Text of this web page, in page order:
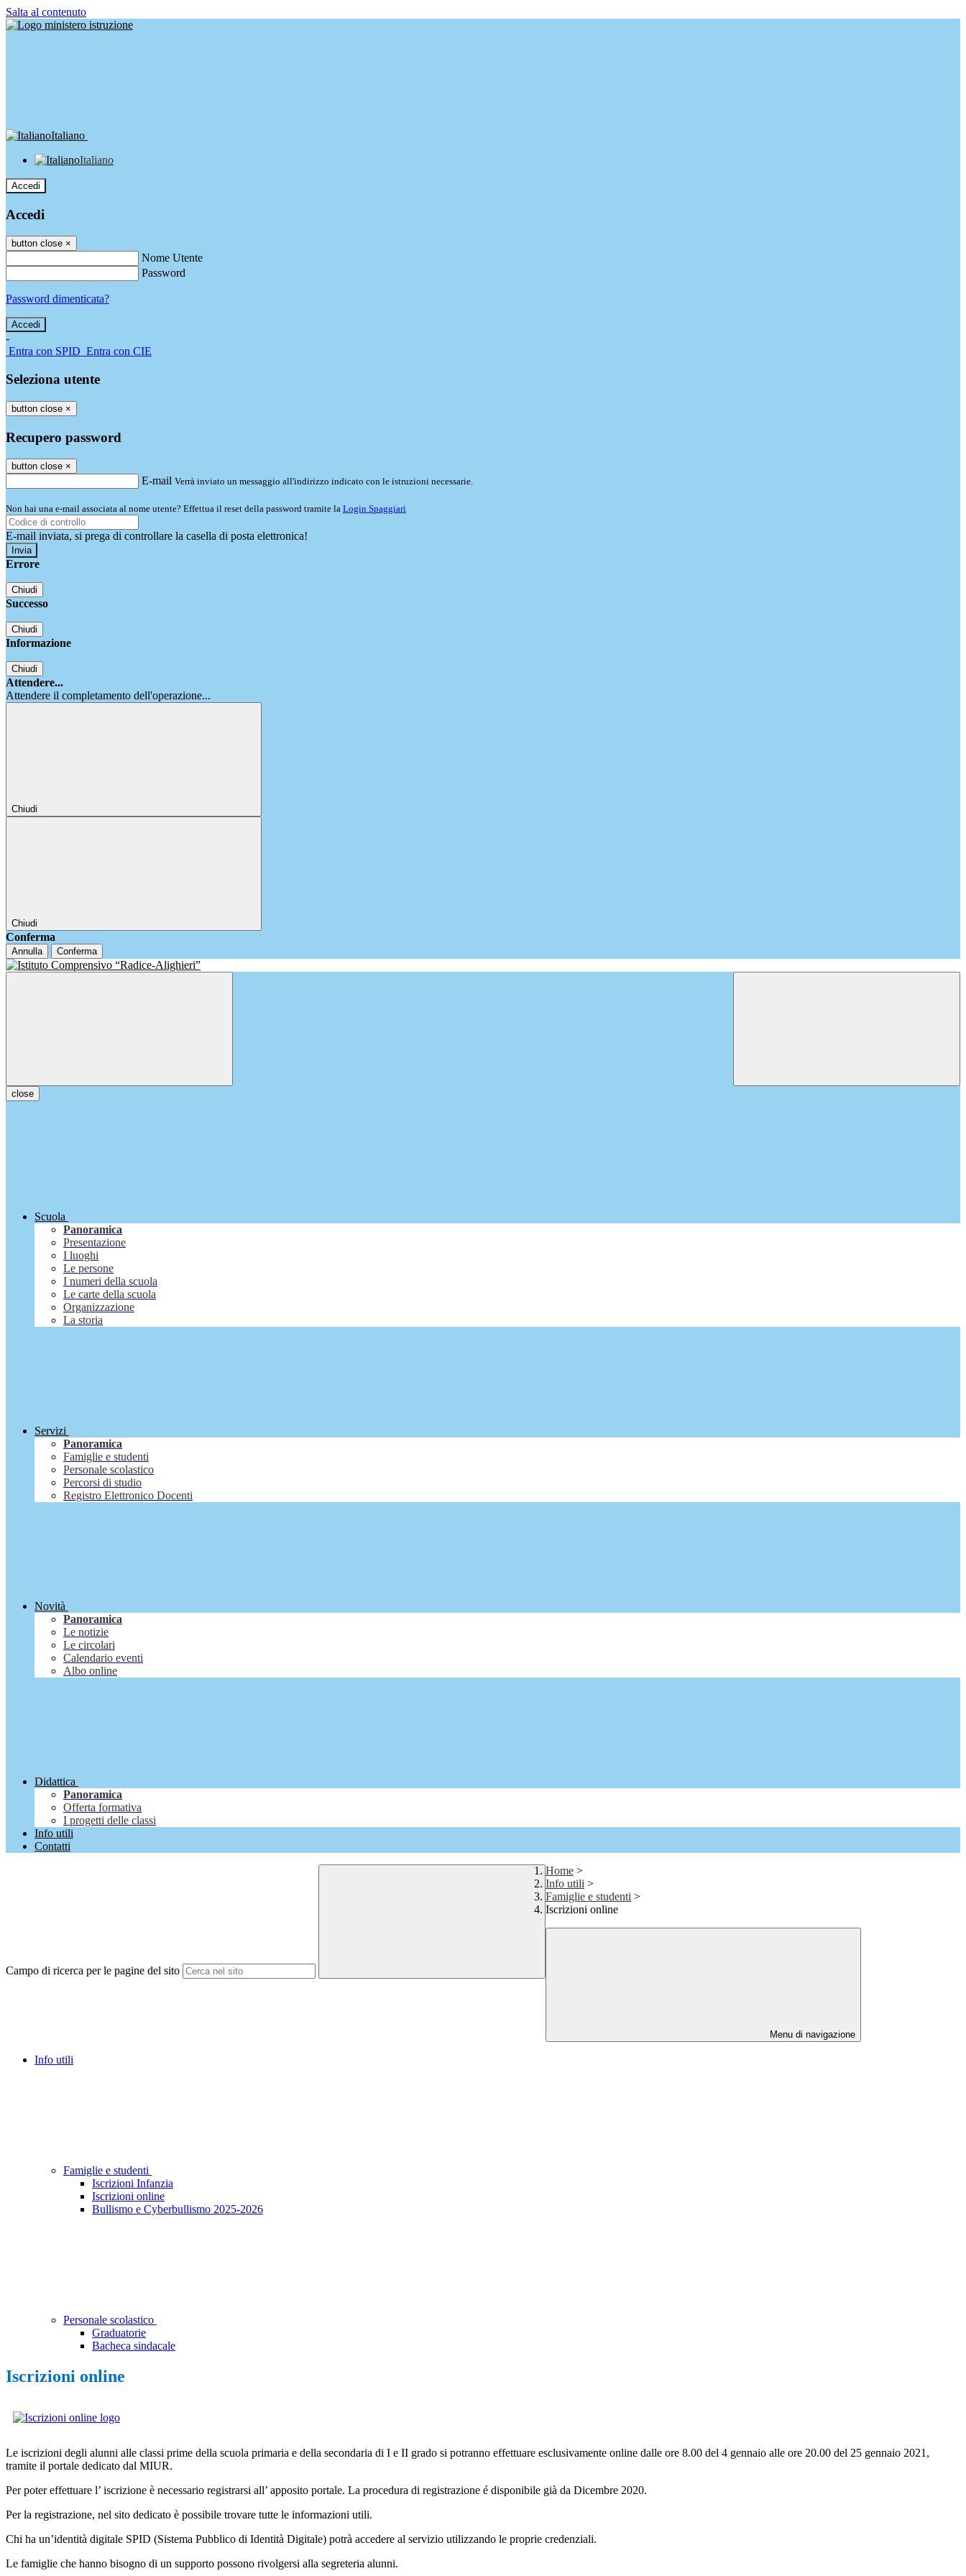
Salta al contenuto
Italiano
Italiano
Accedi
Accedi
button close ×
Nome Utente
Password
Password dimenticata?
-
Entra con SPID Entra con CIE
Seleziona utente
button close ×
Recupero password
button close ×
E-mail Verrà inviato un messaggio all'indirizzo indicato con le istruzioni necessarie.
Non hai una e-mail associata al nome utente? Effettua il reset della password tramite la Login Spaggiari
E-mail inviata, si prega di controllare la casella di posta elettronica!
Errore
Chiudi
Successo
Chiudi
Informazione
Chiudi
Attendere...
Attendere il completamento dell'operazione...
Chiudi
Chiudi
Conferma
Annulla Conferma
close
Scuola
Panoramica
Presentazione
I luoghi
Le persone
I numeri della scuola
Le carte della scuola
Organizzazione
La storia
Servizi
Panoramica
Famiglie e studenti
Personale scolastico
Percorsi di studio
Registro Elettronico Docenti
Novità
Panoramica
Le notizie
Le circolari
Calendario eventi
Albo online
Didattica
Panoramica
Offerta formativa
I progetti delle classi
Info utili
Contatti
Campo di ricerca per le pagine del sito
Home >
Info utili >
Famiglie e studenti >
Iscrizioni online
Menu di navigazione
Info utili
Famiglie e studenti
Iscrizioni Infanzia
Iscrizioni online
Bullismo e Cyberbullismo 2025-2026
Personale scolastico
Graduatorie
Bacheca sindacale
Iscrizioni online
Le iscrizioni degli alunni alle classi prime della scuola primaria e della secondaria di I e II grado si potranno effettuare esclusivamente online dalle ore 8.00 del 4 gennaio alle ore 20.00 del 25 gennaio 2021,
tramite il portale dedicato dal MIUR.
Per poter effettuare l’ iscrizione è necessario registrarsi all’ apposito portale. La procedura di registrazione é disponibile già da Dicembre 2020.
Per la registrazione, nel sito dedicato è possibile trovare tutte le informazioni utili.
Chi ha un’identità digitale SPID (Sistema Pubblico di Identità Digitale) potrà accedere al servizio utilizzando le proprie credenziali.
Le famiglie che hanno bisogno di un supporto possono rivolgersi alla segreteria alunni.